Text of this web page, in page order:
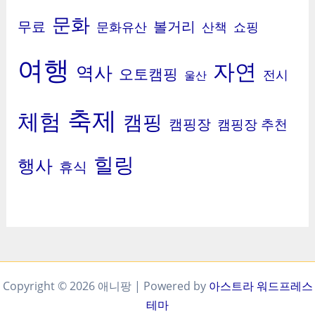
무료 문화 문화유산 볼거리 산책 쇼핑
여행 역사 오토캠핑 울산 자연 전시
체험 축제 캠핑 캠핑장 캠핑장 추천
행사 휴식 힐링
Copyright © 2026 애니팡 | Powered by 아스트라 워드프레스
테마